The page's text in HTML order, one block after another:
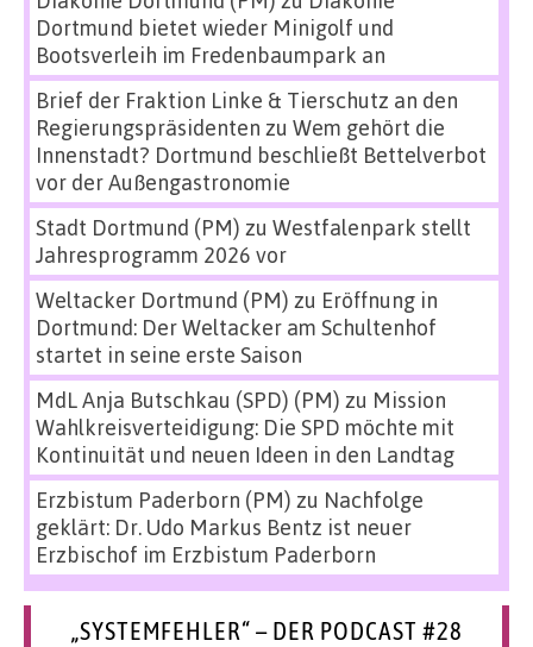
Dortmund bietet wieder Minigolf und
Bootsverleih im Fredenbaumpark an
Brief der Fraktion Linke & Tierschutz an den
Regierungspräsidenten zu Wem gehört die
Innenstadt? Dortmund beschließt Bettelverbot
vor der Außengastronomie
Stadt Dortmund (PM) zu Westfalenpark stellt
Jahresprogramm 2026 vor
Weltacker Dortmund (PM) zu Eröffnung in
Dortmund: Der Weltacker am Schultenhof
startet in seine erste Saison
MdL Anja Butschkau (SPD) (PM) zu Mission
Wahlkreisverteidigung: Die SPD möchte mit
Kontinuität und neuen Ideen in den Landtag
Erzbistum Paderborn (PM) zu Nachfolge
geklärt: Dr. Udo Markus Bentz ist neuer
Erzbischof im Erzbistum Paderborn
„SYSTEMFEHLER“ – DER PODCAST #28